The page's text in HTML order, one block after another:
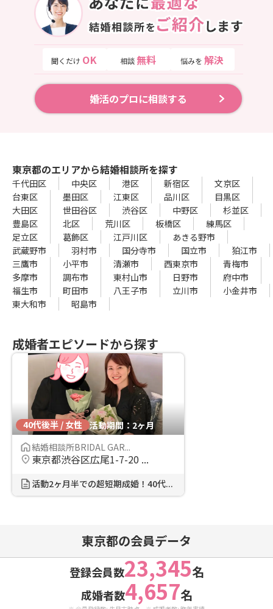
聞くだけ OK 相談 無料 悩みを 解決
婚活のプロに相談する
東京都のエリアから結婚相談所を探す
千代田区 中央区 港区 新宿区
文京区
台東区
墨田区 江東区 品川区
目黒区
大田区
世田谷区 渋谷区 中野区
杉並区
豊島区
北区 荒川区 板橋区
練馬区
足立区
葛飾区 江戸川区
あきる野市
武蔵野市
羽村市 国分寺市 国立市
狛江市
三鷹市
小平市 清瀬市 西東京市
青梅市
多摩市
調布市 東村山市 日野市
府中市
福生市
町田市 八王子市 立川市
小金井市
東大和市
昭島市
成婚者エピソードから探す
40代後半 / 女性
活動期間：2ヶ月
結婚相談所BRIDAL GAR...
東京都渋谷区広尾1-7-20 ...
活動2ヶ月半での超短期成婚！40代...
東京都の会員データ
登録会員数23,345名
成婚者数4,657名